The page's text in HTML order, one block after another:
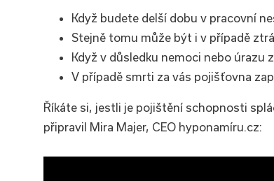
Když budete delší dobu v pracovní
Stejně tomu může být i v případě
Když v důsledku nemoci nebo úrazu
V případě smrti za vás pojišťovna
Říkáte si, jestli je pojištění schopnosti
připravil Mira Majer, CEO hyponamíru.cz: